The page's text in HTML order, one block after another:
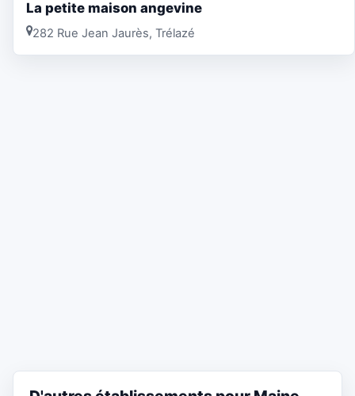
La petite maison angevine
282 Rue Jean Jaurès, Trélazé